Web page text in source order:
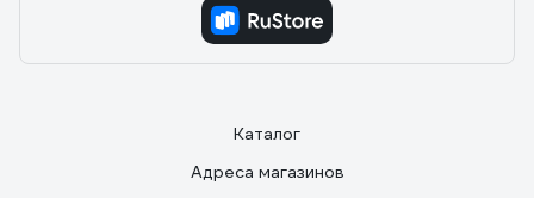
Каталог
Адреса магазинов